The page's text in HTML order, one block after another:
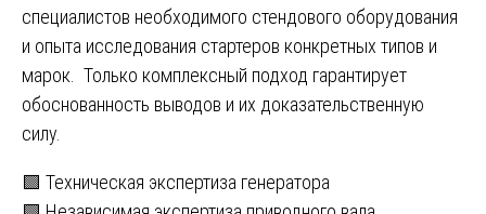
специалистов необходимого стендового оборудования
и опыта исследования стартеров конкретных типов и
марок. Только комплексный подход гарантирует
обоснованность выводов и их доказательственную
силу.
Навигация
🟩 Техническая экспертиза генератора